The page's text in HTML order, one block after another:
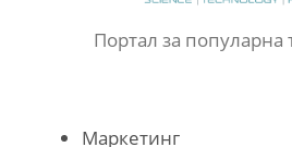
Портал за популарна
Маркетинг